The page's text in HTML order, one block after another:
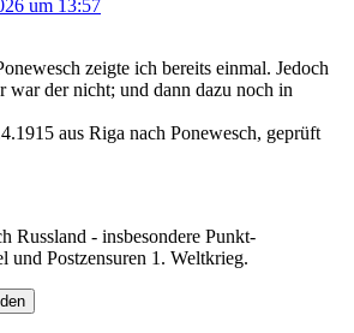
um 13:57
zeigte ich bereits einmal. Jedoch
war der nicht; und dann dazu noch in
aus Riga nach Ponewesch, geprüft
Russland - insbesondere Punkt-
und Postzensuren 1. Weltkrieg.